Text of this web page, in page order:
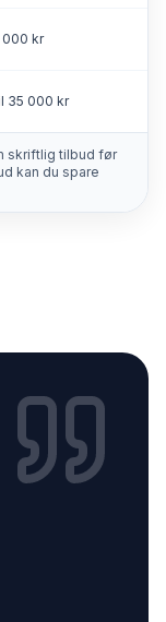
000 kr
35 000 kr
skriftlig tilbud før
kan du spare